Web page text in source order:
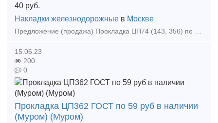
40 руб.
Накладки железнодорожные в Москве
Предложение (продажа) Прокладка ЦП74 (143, 356) по 27 руб. в наличии Прокладка ЦП143 (356, 74) по 27 руб. в наличии Прокладка ЦП204 арс М-АРС ПД
15.06.23
200
0
Прокладка ЦП362 ГОСТ по 59 руб в наличии
(Муром) (Муром)